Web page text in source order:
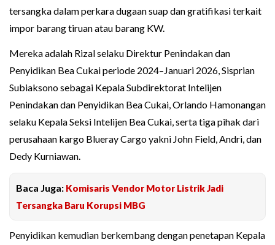
tersangka dalam perkara dugaan suap dan gratifikasi terkait
impor barang tiruan atau barang KW.
Mereka adalah Rizal selaku Direktur Penindakan dan
Penyidikan Bea Cukai periode 2024–Januari 2026, Sisprian
Subiaksono sebagai Kepala Subdirektorat Intelijen
Penindakan dan Penyidikan Bea Cukai, Orlando Hamonangan
selaku Kepala Seksi Intelijen Bea Cukai, serta tiga pihak dari
perusahaan kargo Blueray Cargo yakni John Field, Andri, dan
Dedy Kurniawan.
Baca Juga: Komisaris Vendor Motor Listrik Jadi
Tersangka Baru Korupsi MBG
Penyidikan kemudian berkembang dengan penetapan Kepala